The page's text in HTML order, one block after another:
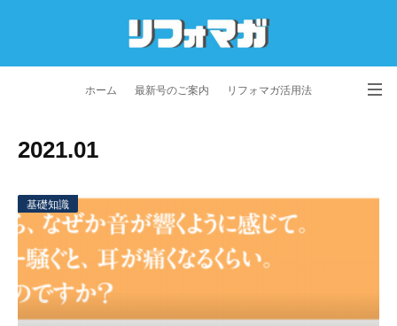
ホーム 最新号のご案内 リフォマガ活用法
2021.01
基礎知識